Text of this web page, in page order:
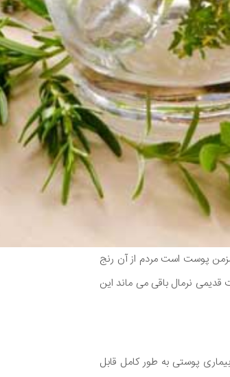
پوست است مردم از آن رنج
های پوست قدیمی نرمال باقی می ماند این
پوستی به طور کامل قابل